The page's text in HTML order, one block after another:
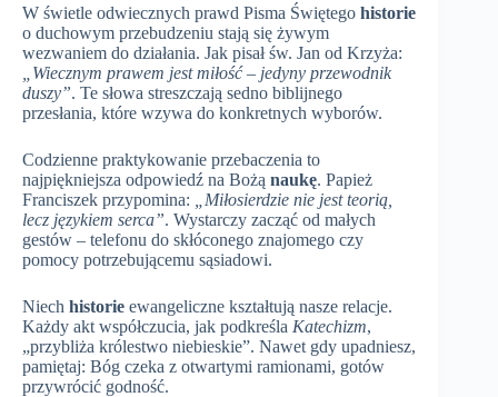
W świetle odwiecznych prawd Pisma Świętego historie
o duchowym przebudzeniu stają się żywym
wezwaniem do działania. Jak pisał św. Jan od Krzyża:
„Wiecznym prawem jest miłość – jedyny przewodnik
duszy”. Te słowa streszczają sedno biblijnego
przesłania, które wzywa do konkretnych wyborów.
Codzienne praktykowanie przebaczenia to
najpiękniejsza odpowiedź na Bożą naukę. Papież
Franciszek przypomina:
„Miłosierdzie nie jest teorią,
lecz językiem serca”. Wystarczy zacząć od małych
gestów – telefonu do skłóconego znajomego czy
pomocy potrzebującemu sąsiadowi.
Niech historie ewangeliczne kształtują nasze relacje.
Każdy akt współczucia, jak podkreśla Katechizm,
„przybliża królestwo niebieskie”. Nawet gdy upadniesz,
pamiętaj: Bóg czeka z otwartymi ramionami, gotów
przywrócić godność.